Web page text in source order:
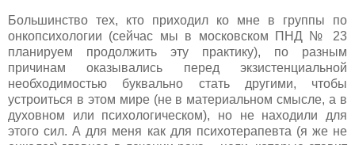
Большинство тех, кто приходил ко мне в группы по
онкопсихологии (сейчас мы в московском ПНД № 23
планируем продолжить эту практику), по разным
причинам оказывались перед экзистенциальной
необходимостью буквально стать другими, чтобы
устроиться в этом мире (не в материальном смысле, а в
духовном или психологическом), но не находили для
этого сил. А для меня как для психотерапевта (я же не